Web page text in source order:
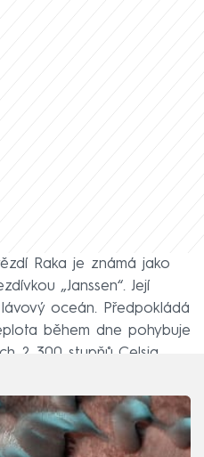
Raka je známá jako
„Janssen“. Její
oceán. Předpokládá
během dne pohybuje
2 300 stupňů Celsia.